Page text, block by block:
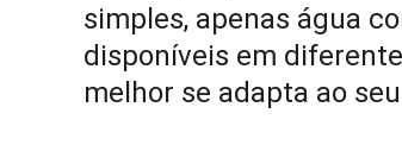
simples, apenas água
disponíveis em
melhor se adapta ao